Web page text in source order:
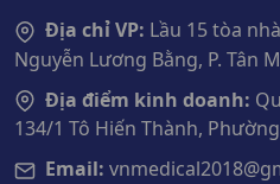
Địa chỉ VP: Lầu 15 tòa
Nguyễn Lương Bằng, P. Tân
Địa điểm kinh doanh:
134/1 Tô Hiến Thành,
Email: